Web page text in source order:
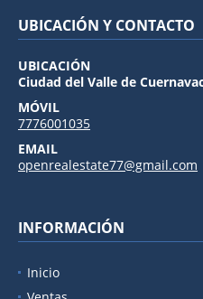
UBICACIÓN Y CONTACTO
UBICACIÓN
Ciudad del Valle de
MÓVIL
7776001035
EMAIL
openrealestate77@gmail.com
INFORMACIÓN
Inicio